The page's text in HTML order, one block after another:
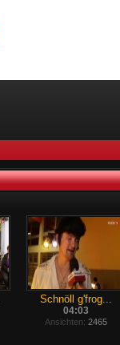
Schnöll g'frog...
04:03
Ansichten: 2465